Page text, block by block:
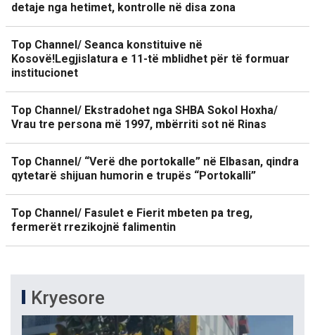
detaje nga hetimet, kontrolle në disa zona
Top Channel/ Seanca konstituive në
Kosovë!Legjislatura e 11-të mblidhet për të formuar
institucionet
Top Channel/ Ekstradohet nga SHBA Sokol Hoxha/
Vrau tre persona më 1997, mbërriti sot në Rinas
Top Channel/ “Verë dhe portokalle” në Elbasan, qindra
qytetarë shijuan humorin e trupës “Portokalli”
Top Channel/ Fasulet e Fierit mbeten pa treg,
fermerët rrezikojnë falimentin
Kryesore